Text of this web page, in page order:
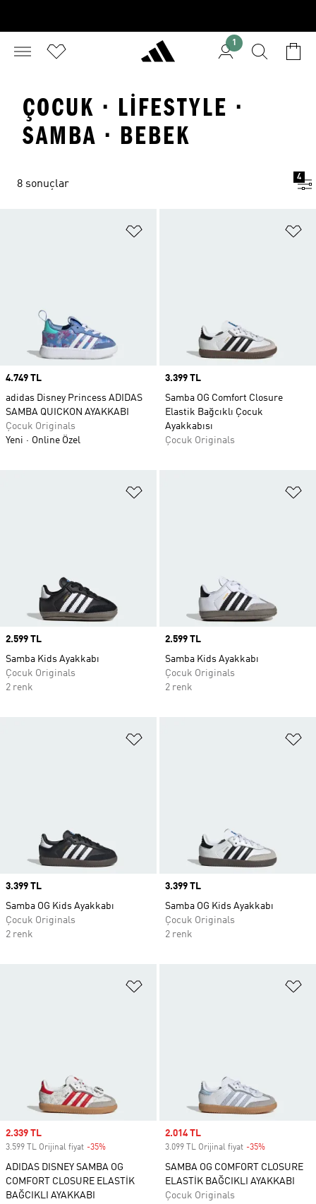
1
ÇOCUK · LIFESTYLE ·
SAMBA · BEBEK
8 sonuçlar
4
Price
4.749 TL
adidas Disney Princess ADIDAS
SAMBA QUICKON AYAKKABI
Çocuk Originals
Yeni
Online Özel
Price
3.399 TL
Samba OG Comfort Closure
Elastik Bağcıklı Çocuk
Ayakkabısı
Çocuk Originals
Price
2.599 TL
Samba Kids Ayakkabı
Çocuk Originals
2 renk
Price
2.599 TL
Samba Kids Ayakkabı
Çocuk Originals
2 renk
Price
3.399 TL
Samba OG Kids Ayakkabı
Çocuk Originals
2 renk
Price
3.399 TL
Samba OG Kids Ayakkabı
Çocuk Originals
2 renk
Sale price
2.339 TL
3.599 TL Orijinal fiyat -35%
ADIDAS DISNEY SAMBA OG
COMFORT CLOSURE ELASTİK
BAĞCIKLI AYAKKABI
Sale price
2.014 TL
3.099 TL Orijinal fiyat -35%
SAMBA OG COMFORT CLOSURE
ELASTİK BAĞCIKLI AYAKKABI
Çocuk Originals